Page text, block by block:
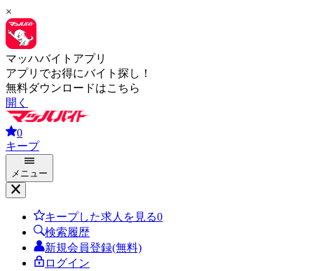
×
マッハバイトアプリ
アプリでお得にバイト探し！
無料ダウンロードはこちら
開く
0
キープ
メニュー
キープした求人を見る0
検索履歴
新規会員登録(無料)
ログイン